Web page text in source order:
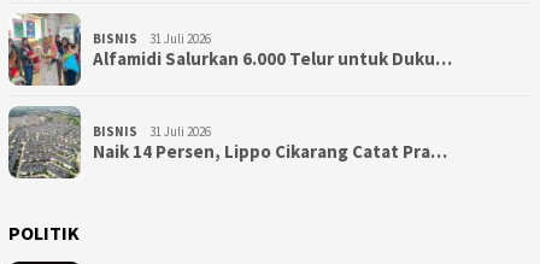
BISNIS 31 Juli 2026
Alfamidi Salurkan 6.000 Telur untuk Duku…
BISNIS 31 Juli 2026
Naik 14 Persen, Lippo Cikarang Catat Pra…
POLITIK